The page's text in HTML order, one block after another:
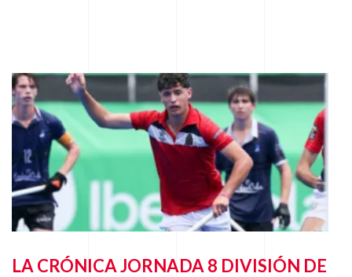
LA CRÓNICA JORNADA 8 DIVISIÓN DE